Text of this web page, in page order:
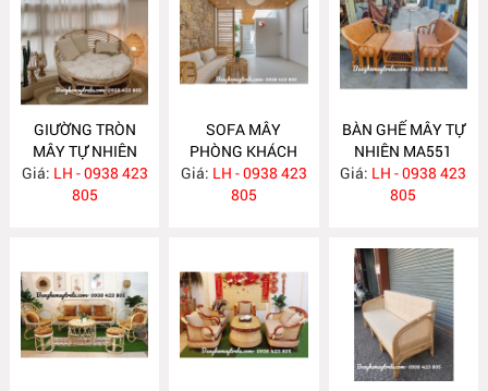
GIƯỜNG TRÒN
MÂY TỰ NHIÊN
MA563
Giá: LH - 0938 423
805
SOFA MÂY
PHÒNG KHÁCH
MA557
Giá: LH - 0938 423
805
BÀN GHẾ MÂY TỰ
NHIÊN MA551
Giá: LH - 0938 423
805